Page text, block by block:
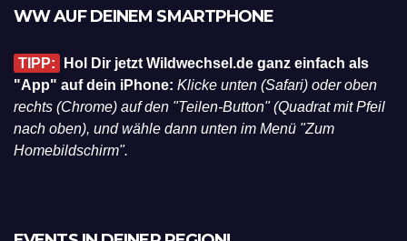
WW AUF DEINEM SMARTPHONE
TIPP:
Hol Dir jetzt Wildwechsel.de ganz einfach als
"App" auf dein iPhone: Klicke unten (Safari) oder oben
rechts (Chrome) auf den "Teilen-Button" (Quadrat mit Pfeil
nach oben), und wähle dann unten im Menü "Zum
Homebildschirm".